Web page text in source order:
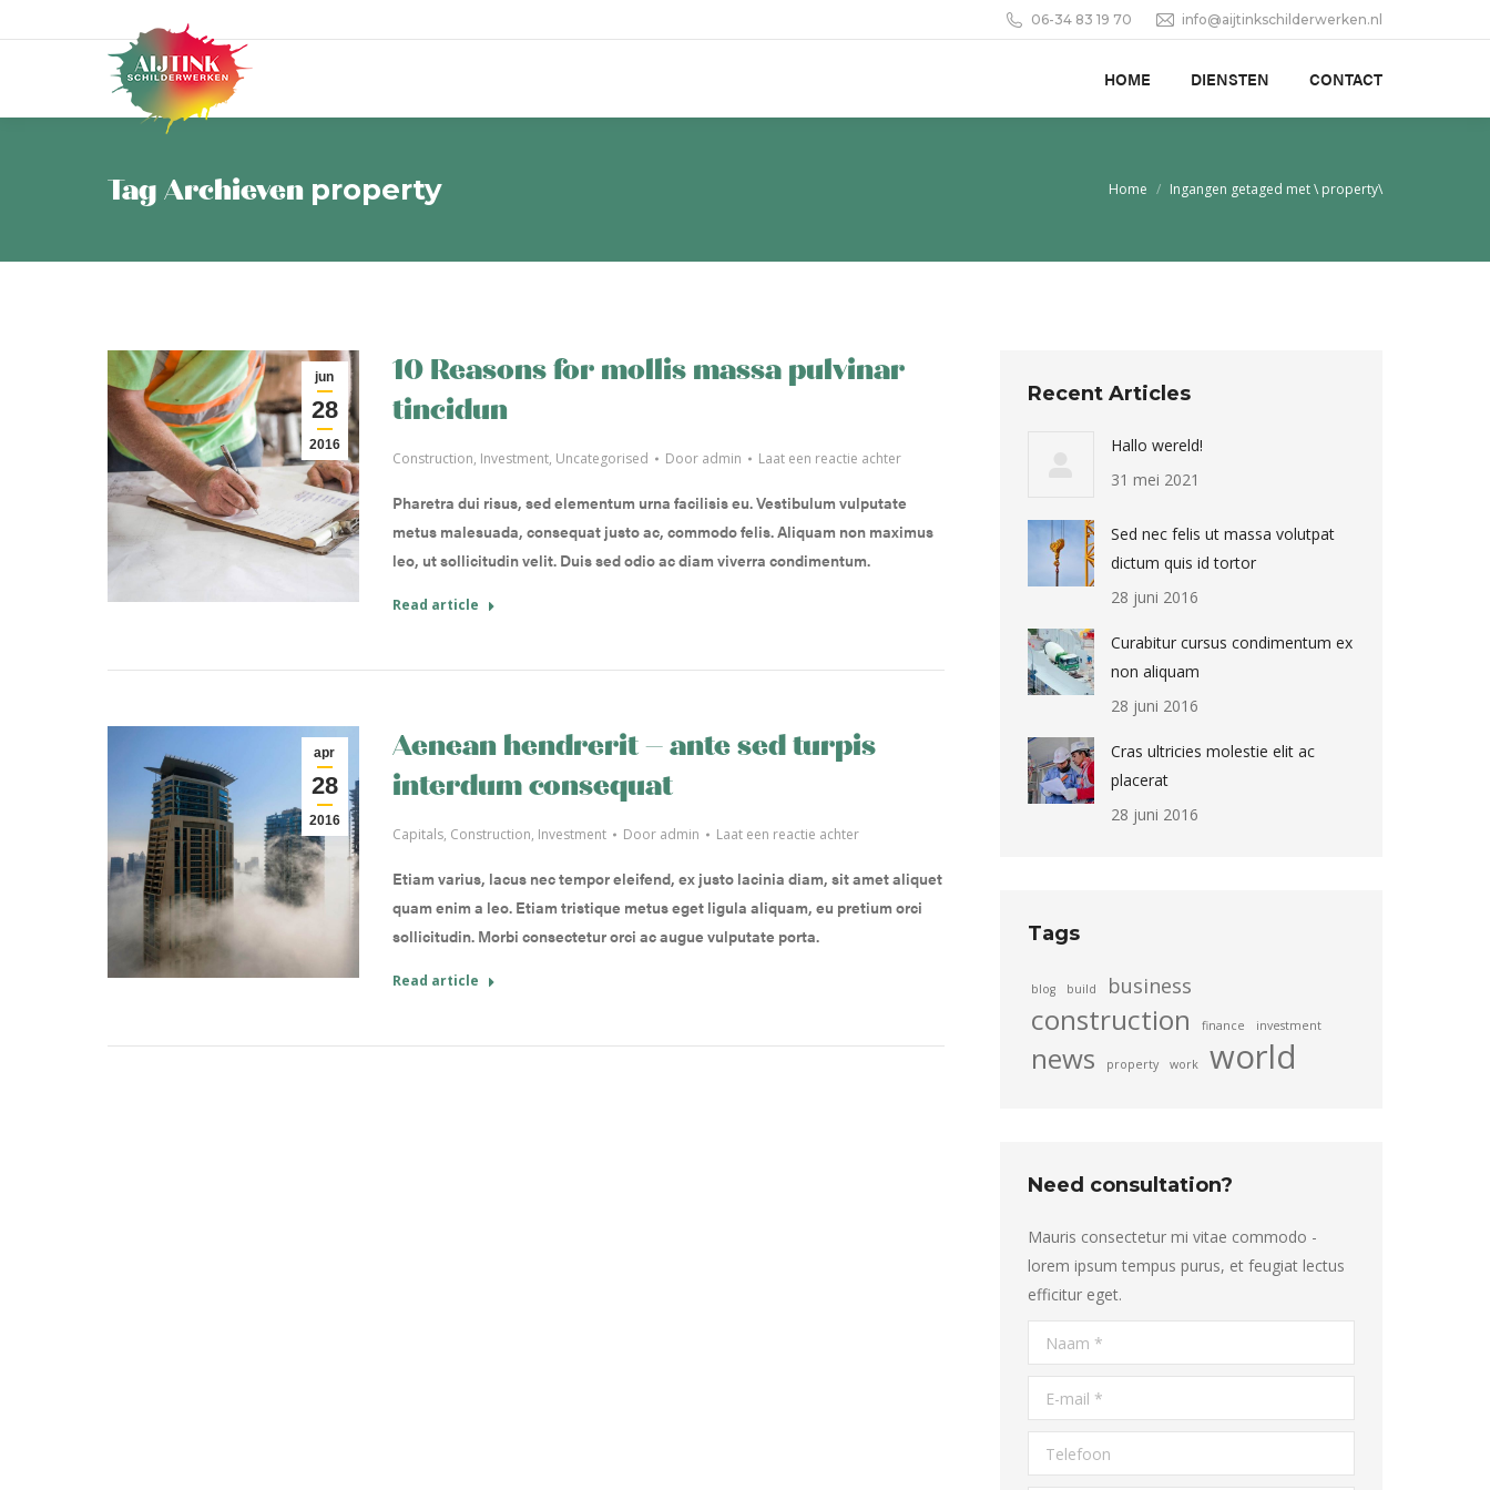
06-34 83 19 70 info@aijtinkschilderwerken.nl
HOME DIENSTEN CONTACT
Tag Archieven property Je bent hier:
Home Ingangen getaged met \ property\
jun
28
2016
10 Reasons for mollis massa pulvinar
tincidun
Construction, Investment, Uncategorised Door admin Laat een reactie achter
Pharetra dui risus, sed elementum urna facilisis eu. Vestibulum vulputate
metus malesuada, consequat justo ac, commodo felis. Aliquam non maximus
leo, ut sollicitudin velit. Duis sed odio ac diam viverra condimentum.
Read article
apr
28
2016
Aenean hendrerit – ante sed turpis
interdum consequat
Capitals, Construction, Investment Door admin Laat een reactie achter
Etiam varius, lacus nec tempor eleifend, ex justo lacinia diam, sit amet aliquet
quam enim a leo. Etiam tristique metus eget ligula aliquam, eu pretium orci
sollicitudin. Morbi consectetur orci ac augue vulputate porta.
Read article
Recent Articles
Hallo wereld!
31 mei 2021
Sed nec felis ut massa volutpat
dictum quis id tortor
28 juni 2016
Curabitur cursus condimentum ex
non aliquam
28 juni 2016
Cras ultricies molestie elit ac
placerat
28 juni 2016
Tags
blog build business
construction finance investment
news property work world
Need consultation?
Mauris consectetur mi vitae commodo -
lorem ipsum tempus purus, et feugiat lectus
efficitur eget.
Naam *
E-mail *
Telefoon